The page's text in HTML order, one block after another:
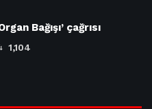
Bağışı’ çağrısı
1,104